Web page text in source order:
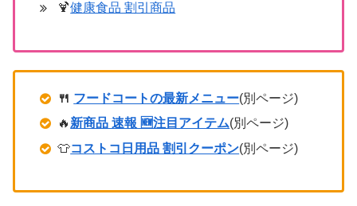
🍹健康食品 割引商品
🍴 フードコートの最新メニュー(別ページ)
🔥新商品 速報 🆕注目アイテム(別ページ)
👕コストコ日用品 割引クーポン(別ページ)